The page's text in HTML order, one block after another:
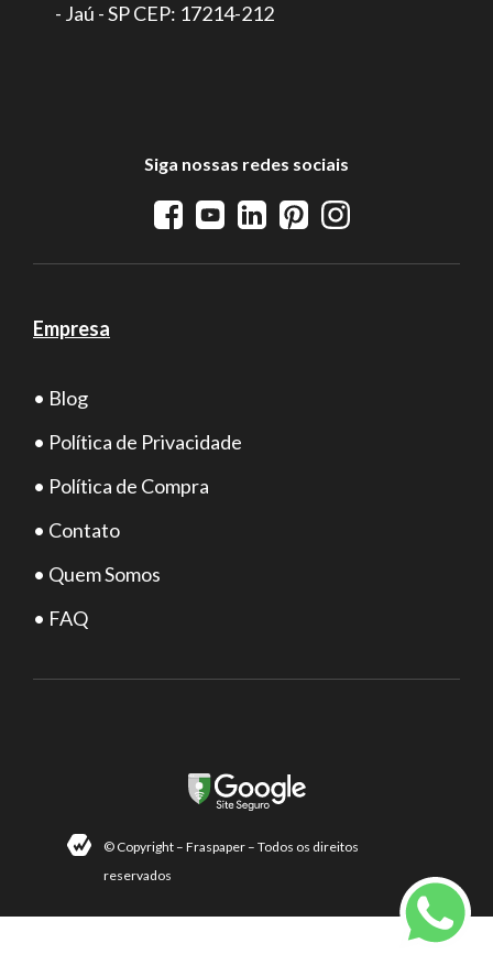
- Jaú - SP CEP: 17214-212
Siga nossas redes sociais
Empresa
• Blog
• Política de Privacidade
• Política de Compra
• Contato
• Quem Somos
• FAQ
© Copyright – Fraspaper – Todos os direitos
reservados